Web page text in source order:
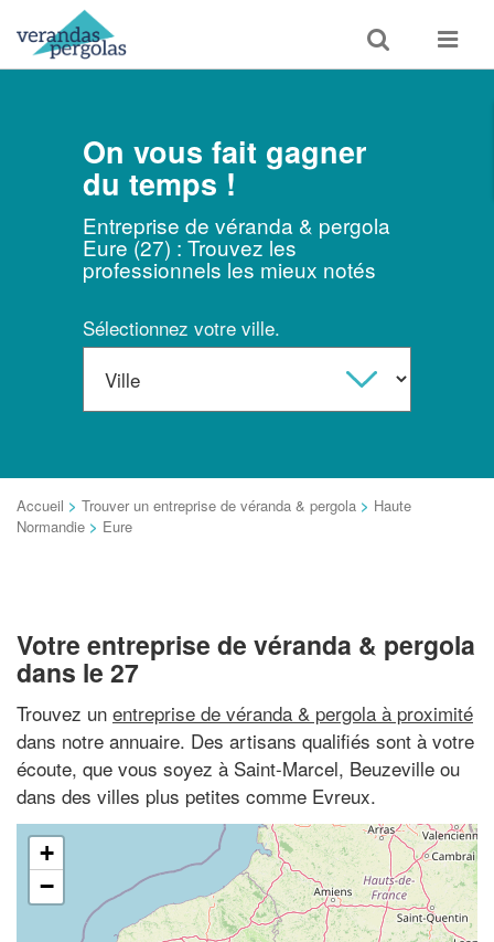
Toggle
search
Toggle
On vous fait gagner
du temps !
Entreprise de véranda & pergola
Eure (27) : Trouvez les
professionnels les mieux notés
Sélectionnez votre ville.
Accueil > Trouver un entreprise de véranda & pergola > Haute
Normandie > Eure
Votre entreprise de véranda & pergola
dans le 27
Trouvez un entreprise de véranda & pergola à proximité
dans notre annuaire. Des artisans qualifiés sont à votre
écoute, que vous soyez à Saint-Marcel, Beuzeville ou
dans des villes plus petites comme Evreux.
+
−